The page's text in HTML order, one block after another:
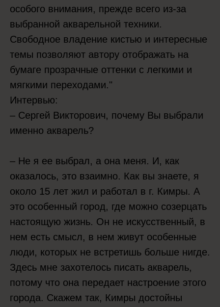
особого внимания, прежде всего из-за
выбранной акварельной техники.
Свободное владение кистью и интересные
темы позволяют автору отображать на
бумаге прозрачные оттенки с легкими и
мягкими переходами."
Интервью:
– Сергей Викторович, почему Вы выбрали
именно акварель?
– Не я ее выбрал, а она меня. И, как
оказалось, это взаимно. Как вы знаете, я
около 15 лет жил и работал в г. Кимры. А
это особенный город, где можно созерцать
настоящую жизнь. Он не искусственный, в
нем есть смысл, в нем живут особенные
люди, которых не встретишь больше нигде.
Здесь мне захотелось писать акварель,
потому что она передает настроение этого
города. Скажем так, Кимры достойны